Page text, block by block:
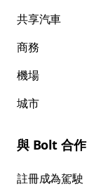
共享汽車
商務
機場
城市
與 Bolt 合作
註冊成為駕駛